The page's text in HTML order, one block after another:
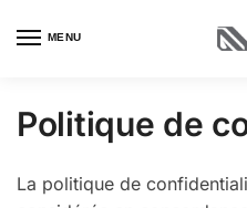
MENU
Politique de
La politique de